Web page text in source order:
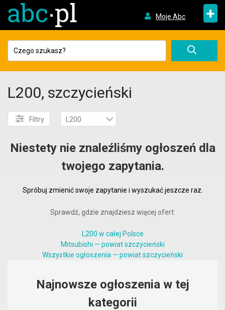
Moje Abc +
L200, szczycieński
Filtry L200
Niestety nie znaleźliśmy ogłoszeń dla
twojego zapytania.
Spróbuj zmienić swoje zapytanie i wyszukać jeszcze raz.
Sprawdź, gdzie znajdziesz więcej ofert:
L200 w całej Polsce
Mitsubishi — powiat szczycieński
Wszystkie ogłoszenia — powiat szczycieński
Najnowsze ogłoszenia w tej
kategorii